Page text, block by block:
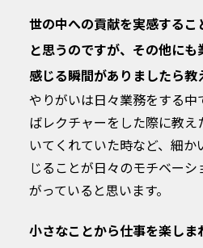
世の中への貢献を実感するこ
と思うのですが、その他に
感じる瞬間がありましたら教
やりがいは日々業務をする中
ばレクチャーをした際に教え
いてくれていた時など、細か
じることが日々のモチベー
がっていると思います。
小さなことから仕事を楽しま